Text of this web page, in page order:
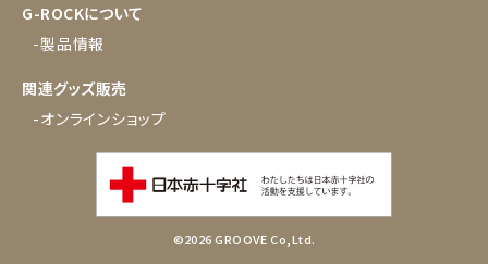
G-ROCKについて
-製品情報
関連グッズ販売
-オンラインショップ
©2026 GROOVE Co,Ltd.